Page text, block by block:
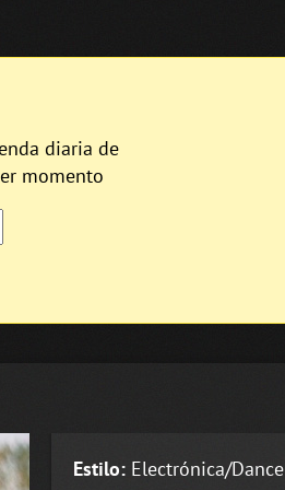
diaria de
momento
Estilo: Electrónica/Dance